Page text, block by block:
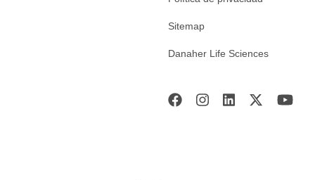
Sitemap
Danaher Life Sciences